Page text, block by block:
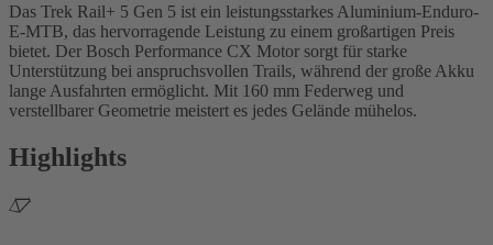
Das Trek Rail+ 5 Gen 5 ist ein leistungsstarkes Aluminium-Enduro-
E-MTB, das hervorragende Leistung zu einem großartigen Preis
bietet. Der Bosch Performance CX Motor sorgt für starke
Unterstützung bei anspruchsvollen Trails, während der große Akku
lange Ausfahrten ermöglicht. Mit 160 mm Federweg und
verstellbarer Geometrie meistert es jedes Gelände mühelos.
Highlights